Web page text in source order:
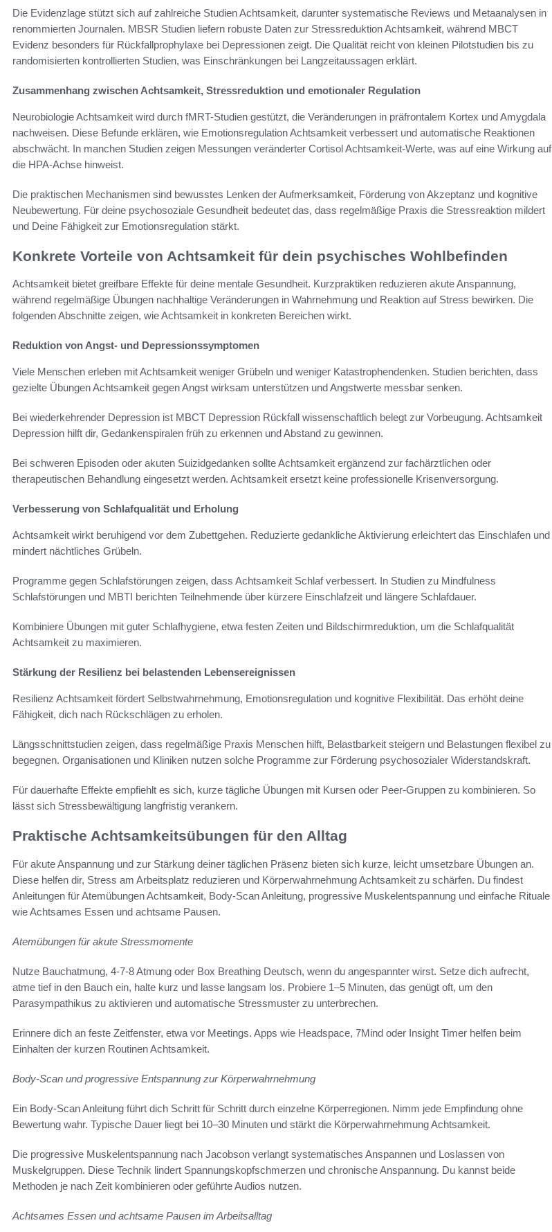
Die Evidenzlage stützt sich auf zahlreiche Studien Achtsamkeit, darunter systematische Reviews und Metaanalysen in
renommierten Journalen. MBSR Studien liefern robuste Daten zur Stressreduktion Achtsamkeit, während MBCT
Evidenz besonders für Rückfallprophylaxe bei Depressionen zeigt. Die Qualität reicht von kleinen Pilotstudien bis zu
randomisierten kontrollierten Studien, was Einschränkungen bei Langzeitaussagen erklärt.
Zusammenhang zwischen Achtsamkeit, Stressreduktion und emotionaler Regulation
Neurobiologie Achtsamkeit wird durch fMRT-Studien gestützt, die Veränderungen in präfrontalem Kortex und Amygdala
nachweisen. Diese Befunde erklären, wie Emotionsregulation Achtsamkeit verbessert und automatische Reaktionen
abschwächt. In manchen Studien zeigen Messungen veränderter Cortisol Achtsamkeit-Werte, was auf eine Wirkung auf
die HPA-Achse hinweist.
Die praktischen Mechanismen sind bewusstes Lenken der Aufmerksamkeit, Förderung von Akzeptanz und kognitive
Neubewertung. Für deine psychosoziale Gesundheit bedeutet das, dass regelmäßige Praxis die Stressreaktion mildert
und Deine Fähigkeit zur Emotionsregulation stärkt.
Konkrete Vorteile von Achtsamkeit für dein psychisches Wohlbefinden
Achtsamkeit bietet greifbare Effekte für deine mentale Gesundheit. Kurzpraktiken reduzieren akute Anspannung,
während regelmäßige Übungen nachhaltige Veränderungen in Wahrnehmung und Reaktion auf Stress bewirken. Die
folgenden Abschnitte zeigen, wie Achtsamkeit in konkreten Bereichen wirkt.
Reduktion von Angst- und Depressionssymptomen
Viele Menschen erleben mit Achtsamkeit weniger Grübeln und weniger Katastrophendenken. Studien berichten, dass
gezielte Übungen Achtsamkeit gegen Angst wirksam unterstützen und Angstwerte messbar senken.
Bei wiederkehrender Depression ist MBCT Depression Rückfall wissenschaftlich belegt zur Vorbeugung. Achtsamkeit
Depression hilft dir, Gedankenspiralen früh zu erkennen und Abstand zu gewinnen.
Bei schweren Episoden oder akuten Suizidgedanken sollte Achtsamkeit ergänzend zur fachärztlichen oder
therapeutischen Behandlung eingesetzt werden. Achtsamkeit ersetzt keine professionelle Krisenversorgung.
Verbesserung von Schlafqualität und Erholung
Achtsamkeit wirkt beruhigend vor dem Zubettgehen. Reduzierte gedankliche Aktivierung erleichtert das Einschlafen und
mindert nächtliches Grübeln.
Programme gegen Schlafstörungen zeigen, dass Achtsamkeit Schlaf verbessert. In Studien zu Mindfulness
Schlafstörungen und MBTI berichten Teilnehmende über kürzere Einschlafzeit und längere Schlafdauer.
Kombiniere Übungen mit guter Schlafhygiene, etwa festen Zeiten und Bildschirmreduktion, um die Schlafqualität
Achtsamkeit zu maximieren.
Stärkung der Resilienz bei belastenden Lebensereignissen
Resilienz Achtsamkeit fördert Selbstwahrnehmung, Emotionsregulation und kognitive Flexibilität. Das erhöht deine
Fähigkeit, dich nach Rückschlägen zu erholen.
Längsschnittstudien zeigen, dass regelmäßige Praxis Menschen hilft, Belastbarkeit steigern und Belastungen flexibel zu
begegnen. Organisationen und Kliniken nutzen solche Programme zur Förderung psychosozialer Widerstandskraft.
Für dauerhafte Effekte empfiehlt es sich, kurze tägliche Übungen mit Kursen oder Peer-Gruppen zu kombinieren. So
lässt sich Stressbewältigung langfristig verankern.
Praktische Achtsamkeitsübungen für den Alltag
Für akute Anspannung und zur Stärkung deiner täglichen Präsenz bieten sich kurze, leicht umsetzbare Übungen an.
Diese helfen dir, Stress am Arbeitsplatz reduzieren und Körperwahrnehmung Achtsamkeit zu schärfen. Du findest
Anleitungen für Atemübungen Achtsamkeit, Body-Scan Anleitung, progressive Muskelentspannung und einfache Rituale
wie Achtsames Essen und achtsame Pausen.
Atemübungen für akute Stressmomente
Nutze Bauchatmung, 4-7-8 Atmung oder Box Breathing Deutsch, wenn du angespannter wirst. Setze dich aufrecht,
atme tief in den Bauch ein, halte kurz und lasse langsam los. Probiere 1–5 Minuten, das genügt oft, um den
Parasympathikus zu aktivieren und automatische Stressmuster zu unterbrechen.
Erinnere dich an feste Zeitfenster, etwa vor Meetings. Apps wie Headspace, 7Mind oder Insight Timer helfen beim
Einhalten der kurzen Routinen Achtsamkeit.
Body-Scan und progressive Entspannung zur Körperwahrnehmung
Ein Body-Scan Anleitung führt dich Schritt für Schritt durch einzelne Körperregionen. Nimm jede Empfindung ohne
Bewertung wahr. Typische Dauer liegt bei 10–30 Minuten und stärkt die Körperwahrnehmung Achtsamkeit.
Die progressive Muskelentspannung nach Jacobson verlangt systematisches Anspannen und Loslassen von
Muskelgruppen. Diese Technik lindert Spannungskopfschmerzen und chronische Anspannung. Du kannst beide
Methoden je nach Zeit kombinieren oder geführte Audios nutzen.
Achtsames Essen und achtsame Pausen im Arbeitsalltag